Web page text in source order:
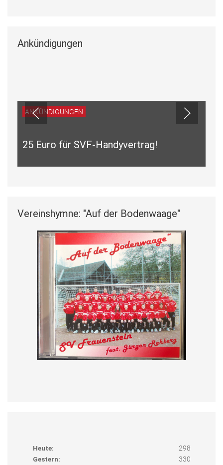
Ankündigungen
ANKÜNDIGUNGEN
25 Euro für SVF-Handyvertrag!
Vereinshymne: "Auf der Bodenwaage"
Heute:
298
Gestern:
330